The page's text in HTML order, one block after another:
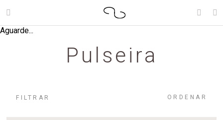
Aguarde...
Pulseira
FILTRAR ORDENAR